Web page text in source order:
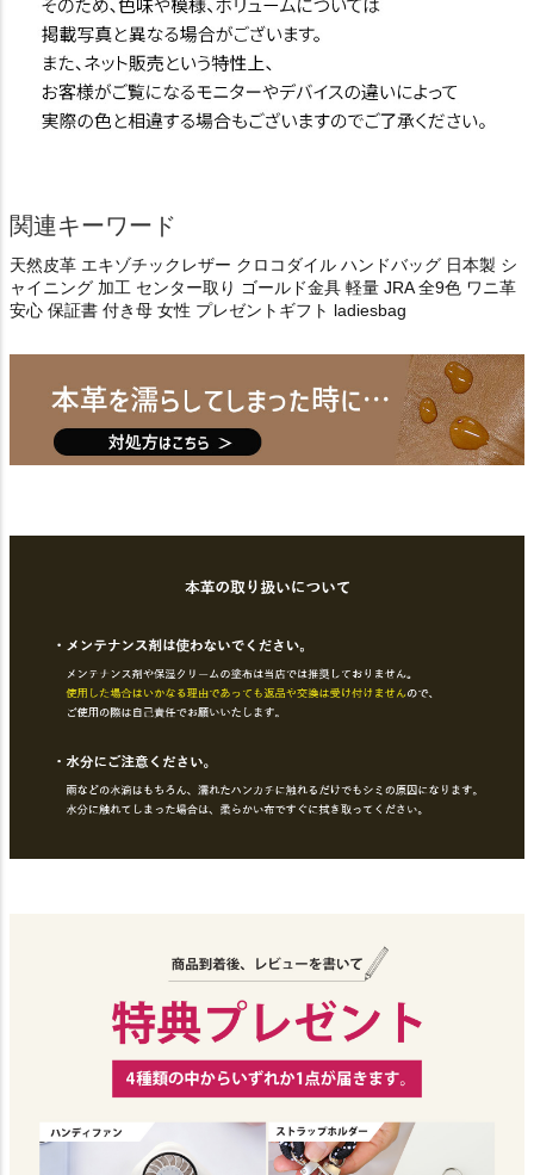
関連キーワード
天然皮革 エキゾチックレザー クロコダイル ハンドバッグ 日本製 シ
ャイニング 加工 センター取り ゴールド金具 軽量 JRA 全9色 ワニ革
安心 保証書 付き母 女性 プレゼントギフト ladiesbag